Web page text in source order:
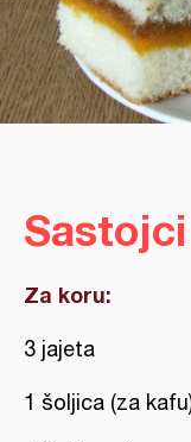
Sastojci
Za koru:
3 jajeta
1 šoljica (za